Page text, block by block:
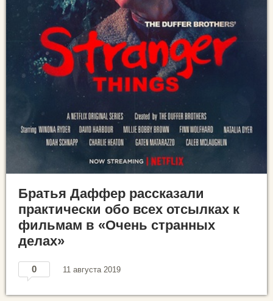
Братья Даффер рассказали
практически обо всех отсылках к
фильмам в «Очень странных
делах»
0 11 августа 2019